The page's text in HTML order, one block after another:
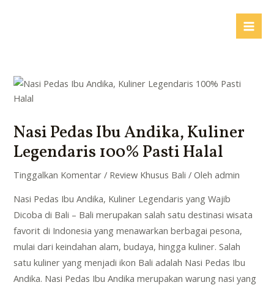
Nasi Pedas Ibu Andika, Kuliner
Legendaris 100% Pasti Halal
Tinggalkan Komentar / Review Khusus Bali / Olehadmin
Nasi Pedas Ibu Andika, Kuliner Legendaris yang Wajib
Dicoba di Bali – Bali merupakan salah satu destinasi wisata
favorit di Indonesia yang menawarkan berbagai pesona,
mulai dari keindahan alam, budaya, hingga kuliner. Salah
satu kuliner yang menjadi ikon Bali adalah Nasi Pedas Ibu
Andika. Nasi Pedas Ibu Andika merupakan warung nasi yang